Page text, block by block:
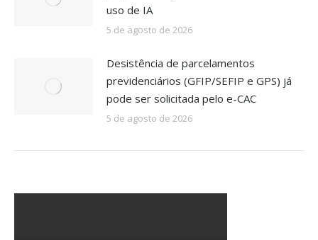
uso de IA
5 de agosto de 2026
Desistência de parcelamentos
previdenciários (GFIP/SEFIP e GPS) já
pode ser solicitada pelo e-CAC
5 de agosto de 2026